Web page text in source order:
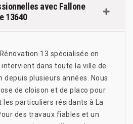
avec Fallone
13640
13 spécialisée en
dans toute la ville de
depuis plusieurs années. Nous
de cloison et de placo pour
les particuliers résidants à La
des travaux fiables et un